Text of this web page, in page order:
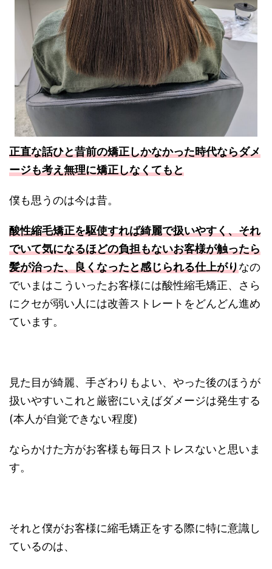
正直な話ひと昔前の矯正しかなかった時代ならダメ
ージも考え無理に矯正しなくてもと
僕も思うのは今は昔。
酸性縮毛矯正を駆使すれば綺麗で扱いやすく、それ
でいて気になるほどの負担もないお客様が触ったら
髪が治った、良くなったと感じられる仕上がりなの
でいまはこういったお客様には酸性縮毛矯正、さら
にクセが弱い人には改善ストレートをどんどん進め
ています。
見た目が綺麗、手ざわりもよい、やった後のほうが
扱いやすいこれと厳密にいえばダメージは発生する
(本人が自覚できない程度)
ならかけた方がお客様も毎日ストレスないと思いま
す。
それと僕がお客様に縮毛矯正をする際に特に意識し
ているのは、